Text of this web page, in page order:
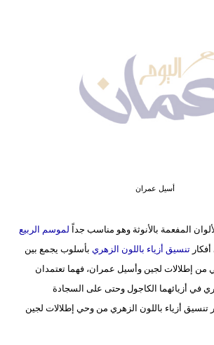
وتكنولوجيا
أسيل عمران
المفعمة بالأنوثة وهو مناسب جداً لموسم الربيع
تنسيق أزياء باللون الزهري بأسلوب يجمع بين
من إطلالات لجين وأسيل عمران، فهما تعتمدان
في أزيائهما الكاجول وحتى على السجادة
تنسيق أزياء باللون الزهري من وحي إطلالات لجين